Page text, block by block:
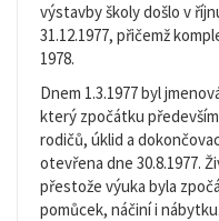
výstavby školy došlo v
31.12.1977, přičemž
1978.
Dnem 1.3.1977 byl
který zpočátku
rodičů, úklid a
otevřena dne 30.8.1977.
přestože výuka byla
pomůcek, náčiní i nábytku.